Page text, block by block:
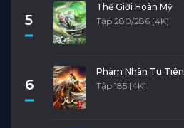
5
Thế Giới Hoàn Mỹ
Tập 280/286 [4K]
6
Phàm Nhân Tu Tiên
Tập 185 [4K]